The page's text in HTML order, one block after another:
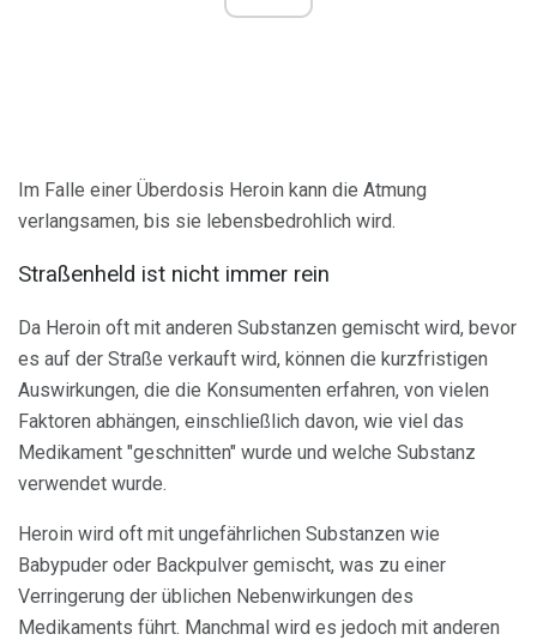
Im Falle einer Überdosis Heroin kann die Atmung
verlangsamen, bis sie lebensbedrohlich wird.
Straßenheld ist nicht immer rein
Da Heroin oft mit anderen Substanzen gemischt wird, bevor
es auf der Straße verkauft wird, können die kurzfristigen
Auswirkungen, die die Konsumenten erfahren, von vielen
Faktoren abhängen, einschließlich davon, wie viel das
Medikament "geschnitten" wurde und welche Substanz
verwendet wurde.
Heroin wird oft mit ungefährlichen Substanzen wie
Babypuder oder Backpulver gemischt, was zu einer
Verringerung der üblichen Nebenwirkungen des
Medikaments führt. Manchmal wird es jedoch mit anderen